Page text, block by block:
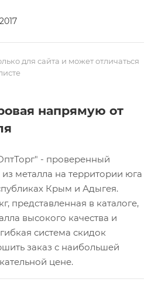
для сайта и может отличаться
напрямую от
- проверенный
металла на территории юга
Крым и Адыгея.
представленная в каталоге,
высокого качества и
система скидок
заказ с наибольшей
цене.